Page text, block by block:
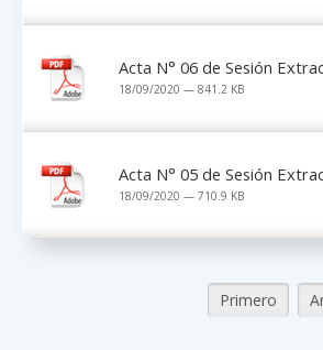
Acta N° 06 de Sesión
18/09/2020 — 841.2 KB
Acta N° 05 de Sesión
18/09/2020 — 710.9 KB
Primero